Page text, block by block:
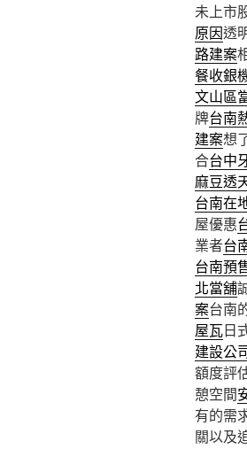
未上市
原因透
路建案
餐收銀
文山區
牌台南
建案想
合台中
麻豆透
台南在
屋優惠
業者台
台南預
北當舖
案台南
屋瓦日
建設公
額度評
憩空間
有的需
關以及